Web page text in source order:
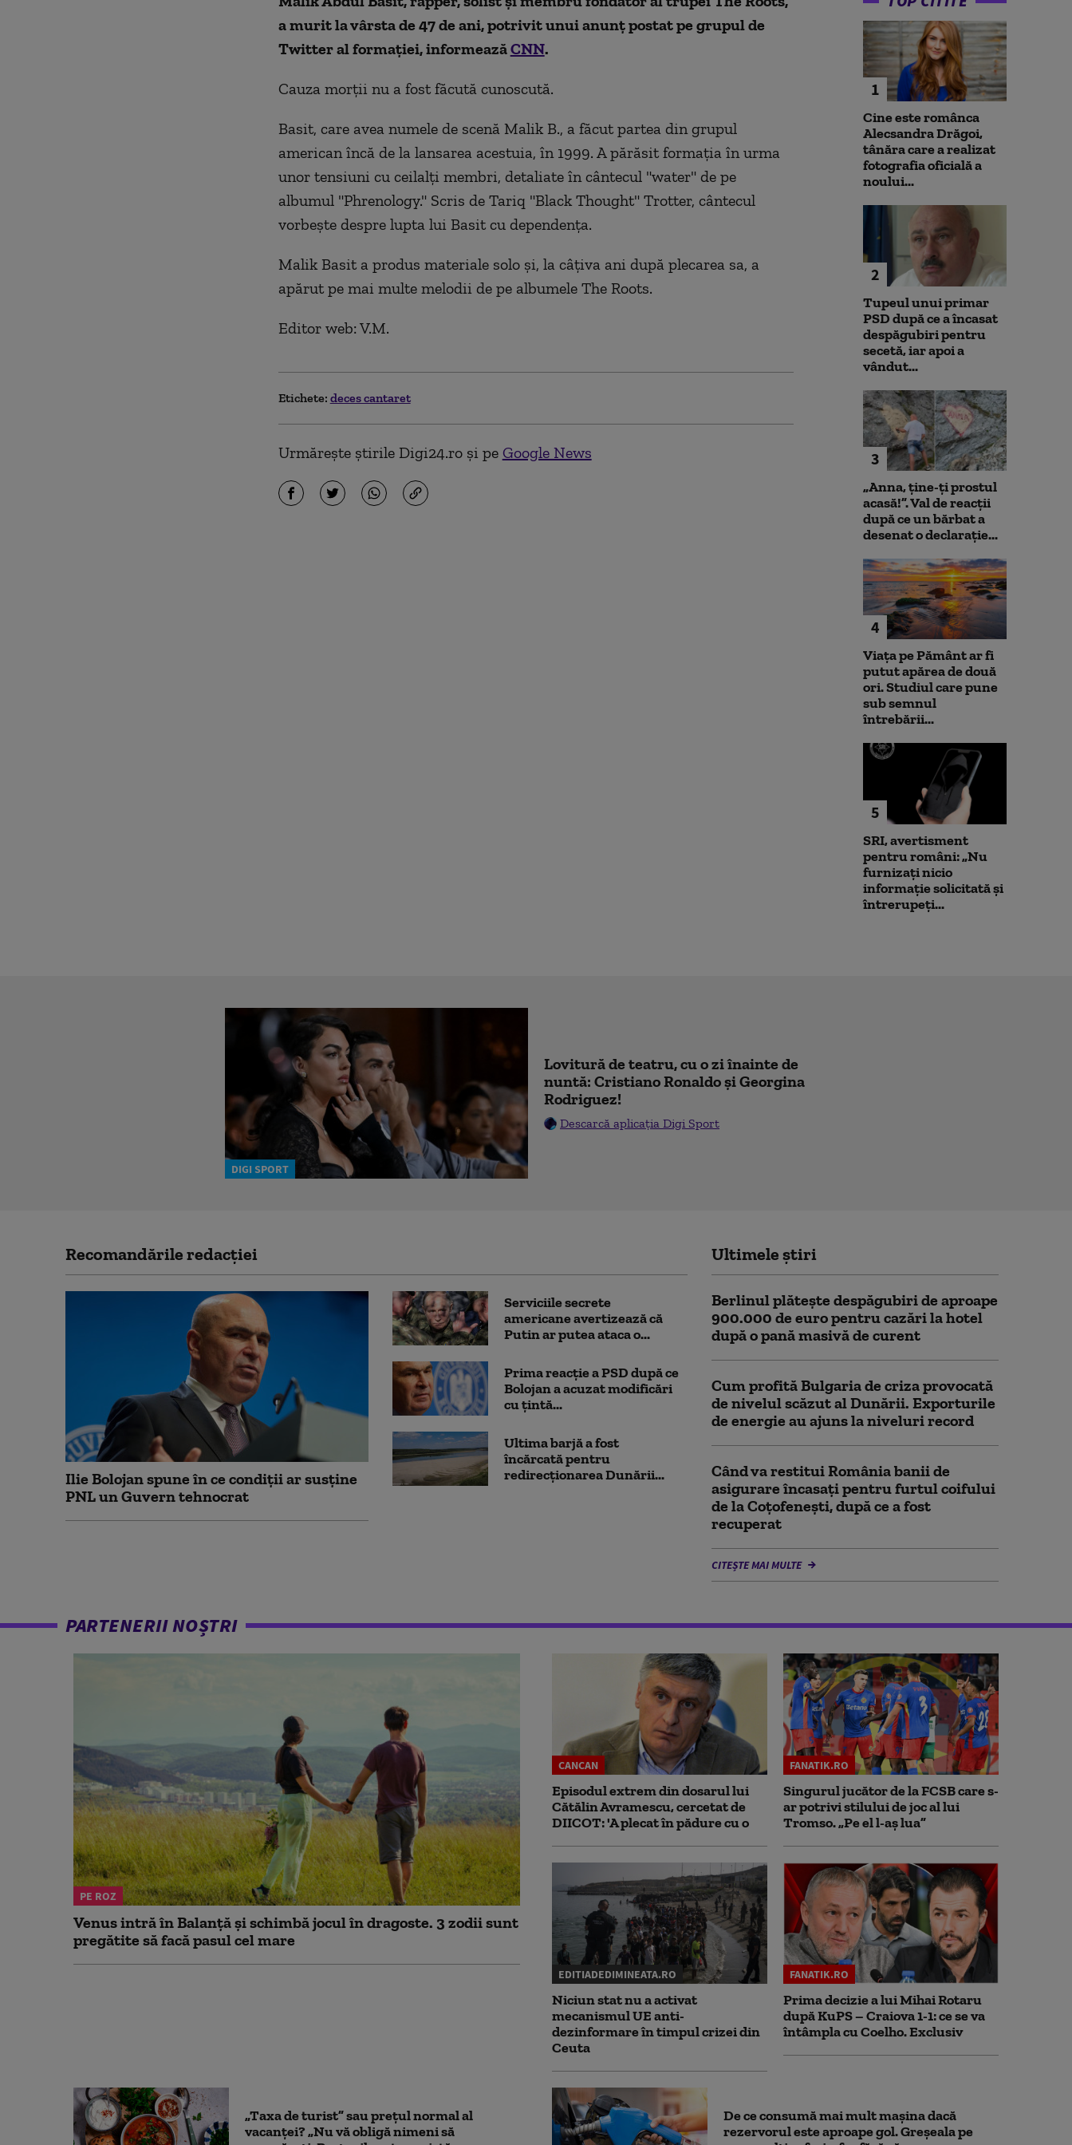
a murit la vârsta de 47 de ani, potrivit unui anunț postat pe grupul de
Twitter al formației, informeazăCNN.
Cauza morții nu a fost făcută cunoscută.
Basit, care avea numele de scenă Malik B., a făcut partea din grupul
american încă de la lansarea acestuia, în 1999. A părăsit formația în urma
unor tensiuni cu ceilalți membri, detaliate în cântecul "water" de pe
albumul "Phrenology." Scris de Tariq "Black Thought" Trotter, cântecul
vorbește despre lupta lui Basit cu dependența.
Malik Basit a produs materiale solo și, la câțiva ani după plecarea sa, a
apărut pe mai multe melodii de pe albumele The Roots.
Editor web: V.M.
Etichete: deces cantaret
Urmărește știrile Digi24.ro și pe Google News
1
Cine este românca
Alecsandra Drăgoi,
tânăra care a realizat
fotografia oficială a
noului...
2
Tupeul unui primar
PSD după ce a încasat
despăgubiri pentru
secetă, iar apoi a
vândut...
3
„Anna, ţine-ţi prostul
acasă!”. Val de reacții
după ce un bărbat a
desenat o declarație...
4
Viața pe Pământ ar fi
putut apărea de două
ori. Studiul care pune
sub semnul
întrebării...
5
SRI, avertisment
pentru români: „Nu
furnizați nicio
informație solicitată și
întrerupeți...
DIGI SPORT
Lovitură de teatru, cu o zi înainte de
nuntă: Cristiano Ronaldo și Georgina
Rodriguez!
Descarcă aplicația Digi Sport
Recomandările redacţiei
Ilie Bolojan spune în ce condiții ar susține
PNL un Guvern tehnocrat
Serviciile secrete
americane avertizează că
Putin ar putea ataca o...
Prima reacție a PSD după ce
Bolojan a acuzat modificări
cu țintă...
Ultima barjă a fost
încărcată pentru
redirecționarea Dunării...
Ultimele știri
Berlinul plăteşte despăgubiri de aproape
900.000 de euro pentru cazări la hotel
după o pană masivă de curent
Cum profită Bulgaria de criza provocată
de nivelul scăzut al Dunării. Exporturile
de energie au ajuns la niveluri record
Când va restitui România banii de
asigurare încasați pentru furtul coifului
de la Coțofenești, după ce a fost
recuperat
CITEȘTE MAI MULTE
PARTENERII NOȘTRI
PE ROZ
Venus intră în Balanță și schimbă jocul în dragoste. 3 zodii sunt
pregătite să facă pasul cel mare
CANCAN
Episodul extrem din dosarul lui
Cătălin Avramescu, cercetat de
DIICOT: 'A plecat în pădure cu o
FANATIK.RO
Singurul jucător de la FCSB care s-
ar potrivi stilului de joc al lui
Tromso. „Pe el l-aș lua”
EDITIADEDIMINEATA.RO
Niciun stat nu a activat
mecanismul UE anti-
dezinformare în timpul crizei din
Ceuta
FANATIK.RO
Prima decizie a lui Mihai Rotaru
după KuPS – Craiova 1-1: ce se va
întâmpla cu Coelho. Exclusiv
„Taxa de turist” sau prețul normal al
vacanței? „Nu vă obligă nimeni să
De ce consumă mai mult mașina dacă
rezervorul este aproape gol. Greșeala pe